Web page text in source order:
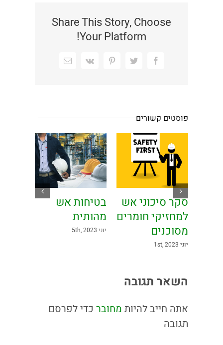
Share This Story, Choose
Your Platform!
Facebook
Twitter
Pinterest
Vk
כתובת
פוסטים קשורים
בטיחות אש
מהותית
יוני 5th, 2023
סקר סיכוני אש
למחזיקי חומרים
מסוכנים
יוני 1st, 2023
השאר תגובה
אתה חייב להיות מחובר כדי לפרסם
תגובה